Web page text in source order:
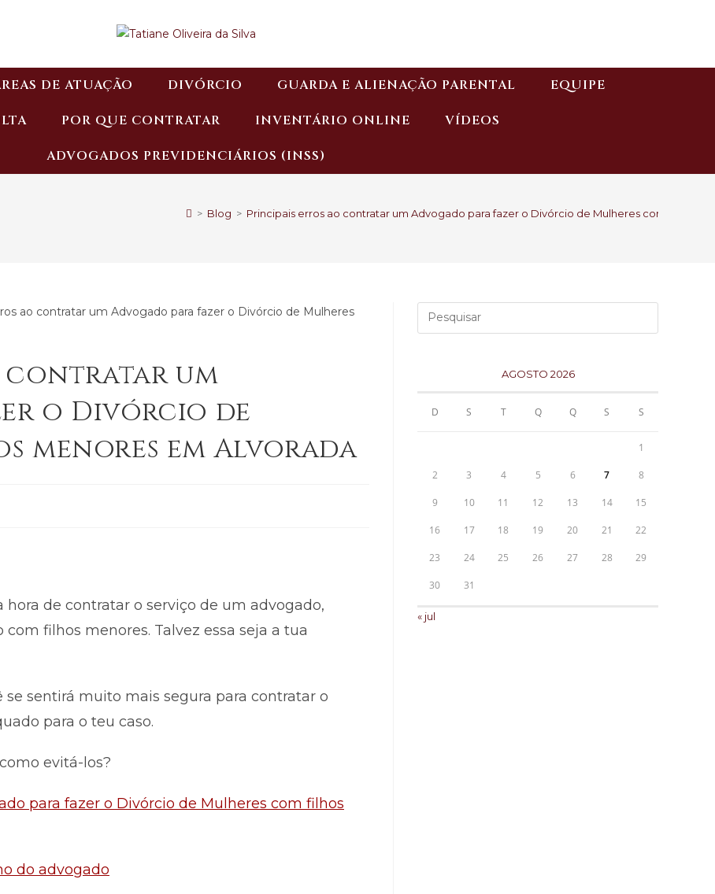
DE ATUAÇÃO DIVÓRCIO GUARDA E ALIENAÇÃO PARENTAL EQUIPE
POR QUE CONTRATAR INVENTÁRIO ONLINE VÍDEOS
ADVOGADOS PREVIDENCIÁRIOS (INSS)
> Blog > Principais erros ao contratar um Advogado para fazer o Divórcio de Mulheres com filhos
contratar um
o Divórcio de
menores em Alvorada
de contratar o serviço de um advogado,
filhos menores. Talvez essa seja a tua
sentirá muito mais segura para contratar o
para o teu caso.
evitá-los?
para fazer o Divórcio de Mulheres com filhos
do advogado
AGOSTO 2026
D S T Q Q S S
1
2 3 4 5 6 7 8
9 10 11 12 13 14 15
16 17 18 19 20 21 22
23 24 25 26 27 28 29
30 31
« jul